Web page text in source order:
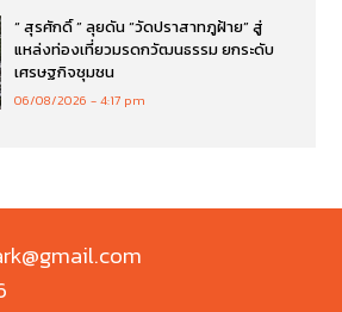
“ สุรศักดิ์ ” ลุยดัน “วัดปราสาทภูฝ้าย” สู่
แหล่งท่องเที่ยวมรดกวัฒนธรรม ยกระดับ
เศรษฐกิจชุมชน
06/08/2026 4:17 pm